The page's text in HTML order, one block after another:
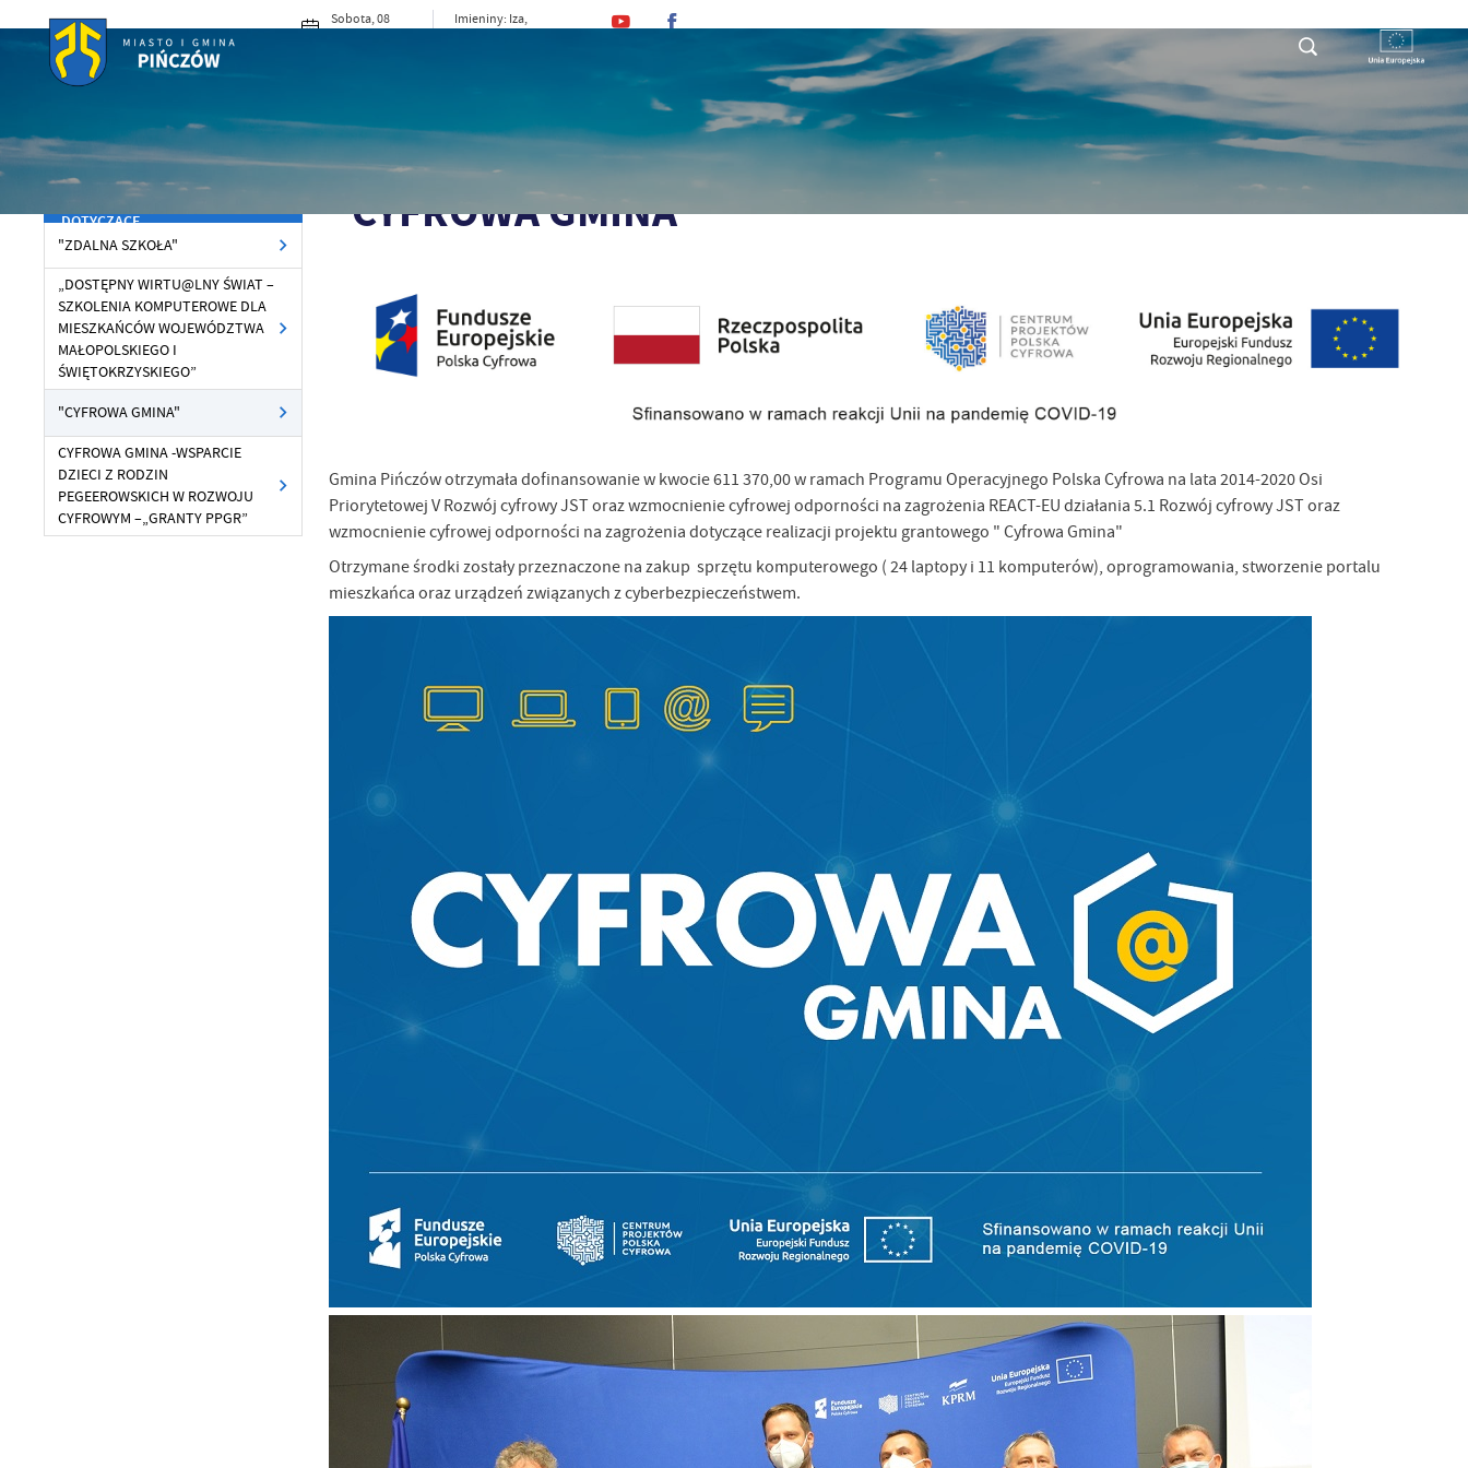
Sobota, 08
Imieniny: Iza,
DLA MIESZKAŃCA DLA TURYSTY DLA PRZEDSIĘBIORCY KONTAKT
do:
Program Operacyjny
Polska...
DOFINANSOWANE PROJEKTY Program Operacyjny Polska Cyfrowa przenieś informacje dotyczące "CYFROWA GMINA"
PROGRAM OPERACYJNY POLSKA
CYFROWA PRZENIEŚ INFORMACJE
DOTYCZĄCE
"ZDALNA SZKOŁA"
„DOSTĘPNY WIRTU@LNY ŚWIAT –
SZKOLENIA KOMPUTEROWE DLA
MIESZKAŃCÓW WOJEWÓDZTWA
MAŁOPOLSKIEGO I
ŚWIĘTOKRZYSKIEGO”
"CYFROWA GMINA"
CYFROWA GMINA -WSPARCIE
DZIECI Z RODZIN
PEGEEROWSKICH W ROZWOJU
CYFROWYM –„GRANTY PPGR”
"CYFROWA GMINA"
Gmina Pińczów otrzymała dofinansowanie w kwocie 611 370,00 w ramach Programu Operacyjnego Polska Cyfrowa na lata 2014-2020 Osi
Priorytetowej V Rozwój cyfrowy JST oraz wzmocnienie cyfrowej odporności na zagrożenia REACT-EU działania 5.1 Rozwój cyfrowy JST oraz
wzmocnienie cyfrowej odporności na zagrożenia dotyczące realizacji projektu grantowego " Cyfrowa Gmina"
Otrzymane środki zostały przeznaczone na zakup sprzętu komputerowego ( 24 laptopy i 11 komputerów), oprogramowania, stworzenie portalu
mieszkańca oraz urządzeń związanych z cyberbezpieczeństwem.
Ustawienia
Szanujemy Twoją prywatność. Możesz zmienić ustawienia cookies lub zaakceptować je
wszystkie. W dowolnym momencie możesz dokonać zmiany swoich ustawień.
Niezbędne pliki cookies służą do prawidłowego funkcjonowania strony internetowej i